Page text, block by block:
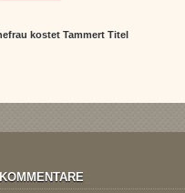
kostet Tammert Titel